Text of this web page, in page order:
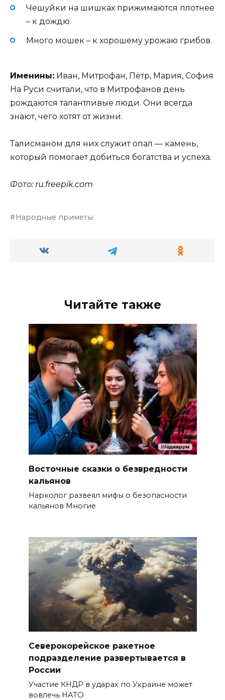
Чешуйки на шишках прижимаются плотнее
– к дождю.
Много мошек – к хорошему урожаю грибов.
Именины: Иван, Митрофан, Пётр, Мария, София
На Руси считали, что в Митрофанов день
рождаются талантливые люди. Они всегда
знают, чего хотят от жизни.
Талисманом для них служит опал — камень,
который помогает добиться богатства и успеха.
Фото: ru.freepik.com
Народные приметы
Читайте также
Восточные сказки о безвредности
кальянов
Нарколог развеял мифы о безопасности
кальянов Многие
Северокорейское ракетное
подразделение развертывается в
России
Участие КНДР в ударах по Украине может
вовлечь НАТО